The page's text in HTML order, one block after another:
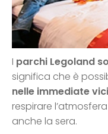
I parchi Legoland
significa che è
nelle immediate
respirare
anche la sera.